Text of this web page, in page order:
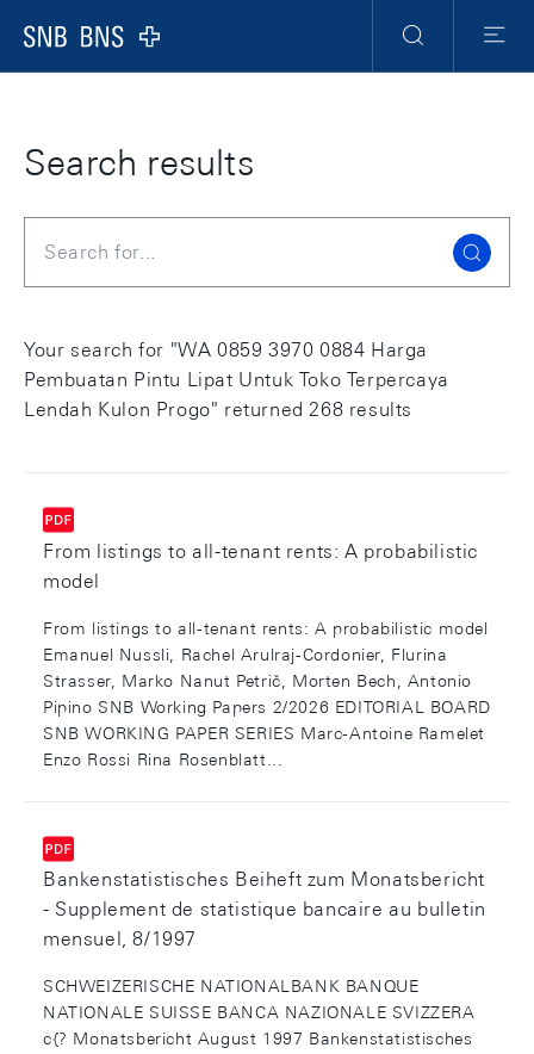
Logo
Search
Menu
Search results
Search
Your search for "WA 0859 3970 0884 Harga
Pembuatan Pintu Lipat Untuk Toko Terpercaya
Lendah Kulon Progo" returned 268 results
From listings to all-tenant rents: A probabilistic
model
From listings to all-tenant rents: A probabilistic model
Emanuel Nussli, Rachel Arulraj-Cordonier, Flurina
Strasser, Marko Nanut Petrič, Morten Bech, Antonio
Pipino SNB Working Papers 2/2026 EDITORIAL BOARD
SNB WORKING PAPER SERIES Marc-Antoine Ramelet
Enzo Rossi Rina Rosenblatt...
Bankenstatistisches Beiheft zum Monatsbericht
- Supplement de statistique bancaire au bulletin
mensuel, 8/1997
SCHWEIZERISCHE NATIONALBANK BANQUE
NATIONALE SUISSE BANCA NAZIONALE SVIZZERA
c{? Monatsbericht August 1997 Bankenstatistisches